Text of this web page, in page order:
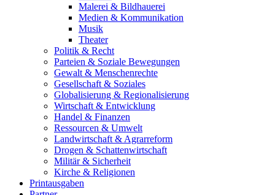
Malerei & Bildhauerei
Medien & Kommunikation
Musik
Theater
Politik & Recht
Parteien & Soziale Bewegungen
Gewalt & Menschenrechte
Gesellschaft & Soziales
Globalisierung & Regionalisierung
Wirtschaft & Entwicklung
Handel & Finanzen
Ressourcen & Umwelt
Landwirtschaft & Agrarreform
Drogen & Schattenwirtschaft
Militär & Sicherheit
Kirche & Religionen
Printausgaben